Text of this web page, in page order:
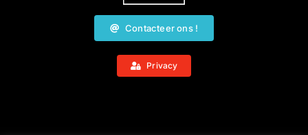
Contacteer ons !
Privacy